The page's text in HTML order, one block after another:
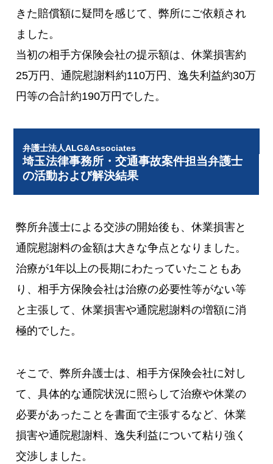
きた賠償額に疑問を感じて、弊所にご依頼され
ました。
当初の相手方保険会社の提示額は、休業損害約
25万円、通院慰謝料約110万円、逸失利益約30万
円等の合計約190万円でした。
弁護士法人ALG&Associates
埼玉法律事務所・交通事故案件担当弁護士
の活動および解決結果
弊所弁護士による交渉の開始後も、休業損害と
通院慰謝料の金額は大きな争点となりました。
治療が1年以上の長期にわたっていたこともあ
り、相手方保険会社は治療の必要性等がない等
と主張して、休業損害や通院慰謝料の増額に消
極的でした。
そこで、弊所弁護士は、相手方保険会社に対し
て、具体的な通院状況に照らして治療や休業の
必要があったことを書面で主張するなど、休業
損害や通院慰謝料、逸失利益について粘り強く
交渉しました。